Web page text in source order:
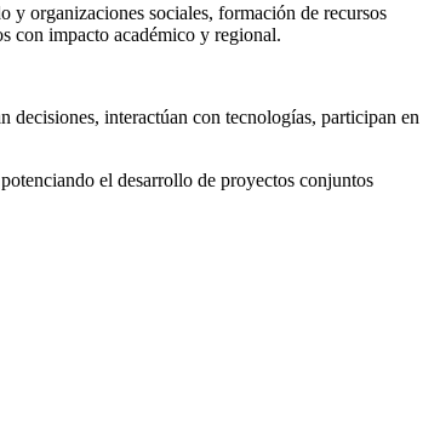
y organizaciones sociales, formación de recursos
con impacto académico y regional.
decisiones, interactúan con tecnologías, participan en
el desarrollo de proyectos conjuntos